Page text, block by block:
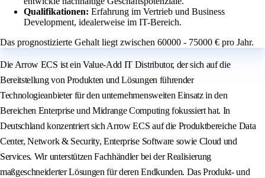
Qualifikationen: Erfahrung im Vertrieb und Business
Development, idealerweise im IT-Bereich.
Das prognostizierte Gehalt liegt zwischen 60000 - 75000 € pro Jahr.
Die Arrow ECS ist ein Value-Add IT Distributor, der sich auf die
Bereitstellung von Produkten und Lösungen führender
Technologieanbieter für den unternehmensweiten Einsatz in den
Bereichen Enterprise und Midrange Computing fokussiert hat. In
Deutschland konzentriert sich Arrow ECS auf die Produktbereiche Data
Center, Network & Security, Enterprise Software sowie Cloud und
Services. Wir unterstützen Fachhändler bei der Realisierung
maßgeschneiderter Lösungen für deren Endkunden. Das Produkt- und